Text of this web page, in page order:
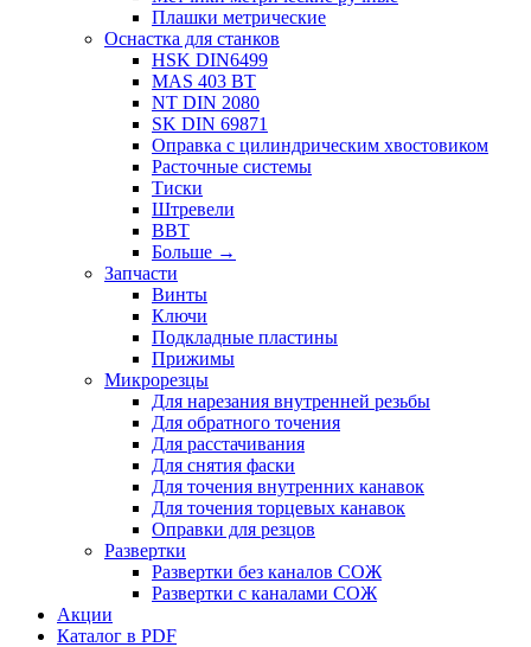
Плашки метрические
Оснастка для станков
HSK DIN6499
MAS 403 BT
NT DIN 2080
SK DIN 69871
Оправка с цилиндрическим хвостовиком
Расточные системы
Тиски
Штревели
BBT
Больше →
Запчасти
Винты
Ключи
Подкладные пластины
Прижимы
Микрорезцы
Для нарезания внутренней резьбы
Для обратного точения
Для расстачивания
Для снятия фаски
Для точения внутренних канавок
Для точения торцевых канавок
Оправки для резцов
Развертки
Развертки без каналов СОЖ
Развертки с каналами СОЖ
Акции
Каталог в PDF